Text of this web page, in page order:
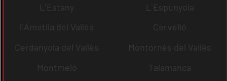
L´Estany
L´Espunyola
l´Ametlla del Vallès
Cervelló
Cerdanyola del Vallès
Montornès del Vallès
Montmeló
Talamanca